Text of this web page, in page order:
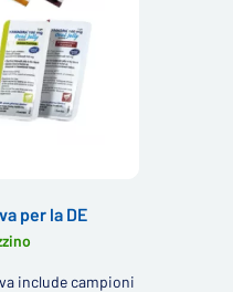
per la DE
include campioni